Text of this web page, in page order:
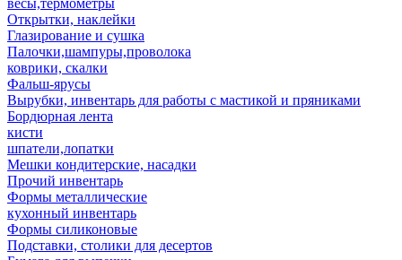
весы,термометры
Открытки, наклейки
Глазирование и сушка
Палочки,шампуры,проволока
коврики, скалки
Фальш-ярусы
Вырубки, инвентарь для работы с мастикой и пряниками
Бордюрная лента
кисти
шпатели,лопатки
Мешки кондитерские, насадки
Прочий инвентарь
Формы металлические
кухонный инвентарь
Формы силиконовые
Подставки, столики для десертов